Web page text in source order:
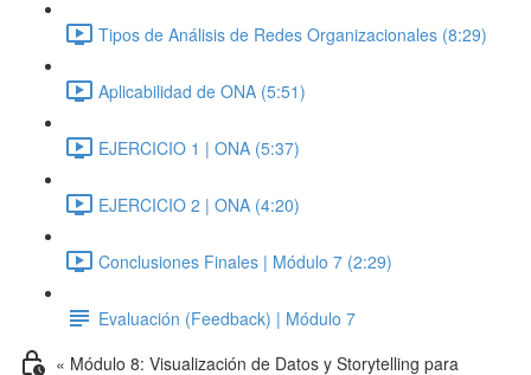
Tipos de Análisis de Redes Organizacionales (8:29)
Aplicabilidad de ONA (5:51)
EJERCICIO 1 | ONA (5:37)
EJERCICIO 2 | ONA (4:20)
Conclusiones Finales | Módulo 7 (2:29)
Evaluación (Feedback) | Módulo 7
« Módulo 8: Visualización de Datos y Storytelling para